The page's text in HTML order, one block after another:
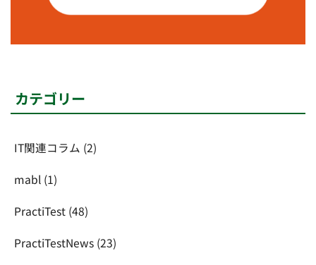
カテゴリー
IT関連コラム (2)
mabl (1)
PractiTest (48)
PractiTestNews (23)